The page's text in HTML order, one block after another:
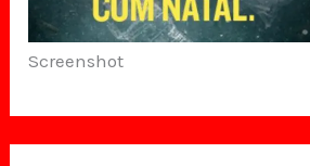
Screenshot